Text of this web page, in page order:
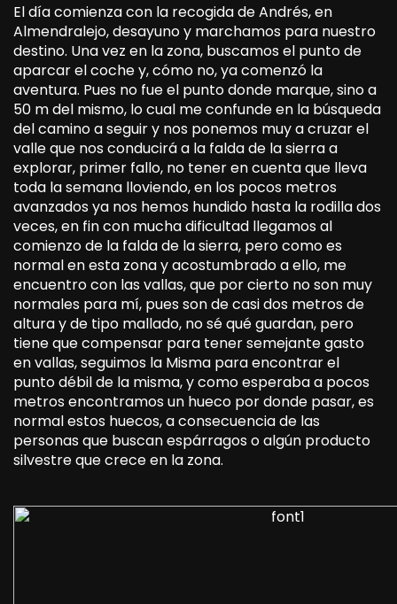
El día comienza con la recogida de Andrés, en
Almendralejo, desayuno y marchamos para nuestro
destino. Una vez en la zona, buscamos el punto de
aparcar el coche y, cómo no, ya comenzó la
aventura. Pues no fue el punto donde marque, sino a
50 m del mismo, lo cual me confunde en la búsqueda
del camino a seguir y nos ponemos muy a cruzar el
valle que nos conducirá a la falda de la sierra a
explorar, primer fallo, no tener en cuenta que lleva
toda la semana lloviendo, en los pocos metros
avanzados ya nos hemos hundido hasta la rodilla dos
veces, en fin con mucha dificultad llegamos al
comienzo de la falda de la sierra, pero como es
normal en esta zona y acostumbrado a ello, me
encuentro con las vallas, que por cierto no son muy
normales para mí, pues son de casi dos metros de
altura y de tipo mallado, no sé qué guardan, pero
tiene que compensar para tener semejante gasto
en vallas, seguimos la Misma para encontrar el
punto débil de la misma, y como esperaba a pocos
metros encontramos un hueco por donde pasar, es
normal estos huecos, a consecuencia de las
personas que buscan espárragos o algún producto
silvestre que crece en la zona.